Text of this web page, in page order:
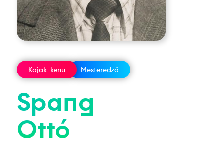
Kajak-kenu Mesteredző
Spang
Ottó